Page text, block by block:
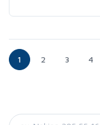
1 2 3 4